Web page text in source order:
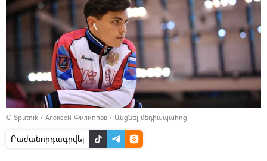
© Sputnik / Алексей Филиппов / Անցնել մեդիապահոց
Բաժանորդագրվել